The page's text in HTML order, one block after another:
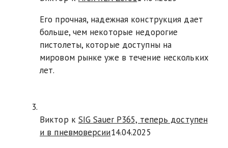
Его прочная, надежная конструкция дает
больше, чем некоторые недорогие
пистолеты, которые доступны на
мировом рынке уже в течение нескольких
лет.
Виктор к SIG Sauer P365, теперь доступен
и в пневмоверсии14.04.2025